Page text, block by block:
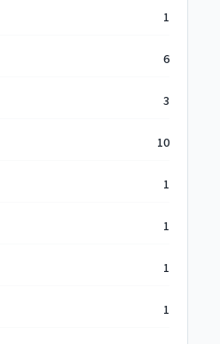
1
6
3
10
1
1
1
1